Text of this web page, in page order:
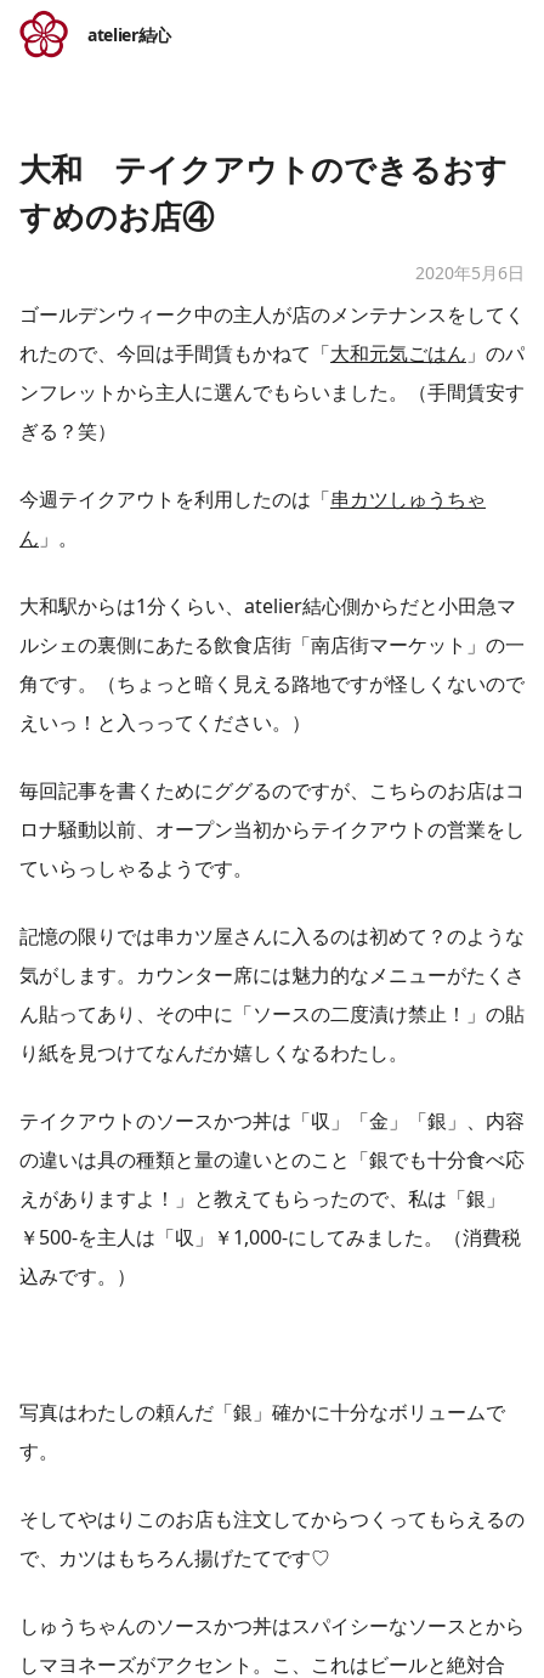
atelier結心
大和 テイクアウトのできるおす
すめのお店④
2020年5月6日
ゴールデンウィーク中の主人が店のメンテナンスをしてく
れたので、今回は手間賃もかねて「大和元気ごはん 」のパ
ンフレットから主人に選んでもらいました。（手間賃安す
ぎる？笑）
今週テイクアウトを利用したのは「串カツしゅうちゃ
ん 」。
大和駅からは1分くらい、atelier結心側からだと小田急マ
ルシェの裏側にあたる飲食店街「南店街マーケット」の一
角です。（ちょっと暗く見える路地ですが怪しくないので
えいっ！と入っってください。）
毎回記事を書くためにググるのですが、こちらのお店はコ
ロナ騒動以前、オープン当初からテイクアウトの営業をし
ていらっしゃるようです。
記憶の限りでは串カツ屋さんに入るのは初めて？のような
気がします。カウンター席には魅力的なメニューがたくさ
ん貼ってあり、その中に「ソースの二度漬け禁止！」の貼
り紙を見つけてなんだか嬉しくなるわたし。
テイクアウトのソースかつ丼は「収」「金」「銀」、内容
の違いは具の種類と量の違いとのこと「銀でも十分食べ応
えがありますよ！」と教えてもらったので、私は「銀」
￥500-を主人は「収」￥1,000-にしてみました。（消費税
込みです。）
写真はわたしの頼んだ「銀」確かに十分なボリュームで
す。
そしてやはりこのお店も注文してからつくってもらえるの
で、カツはもちろん揚げたてです♡
しゅうちゃんのソースかつ丼はスパイシーなソースとから
しマヨネーズがアクセント。こ、これはビールと絶対合